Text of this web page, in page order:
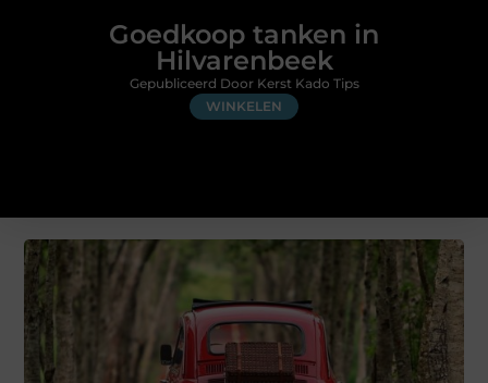
Goedkoop tanken in
Hilvarenbeek
WINKELEN
Gepubliceerd Door Kerst Kado Tips